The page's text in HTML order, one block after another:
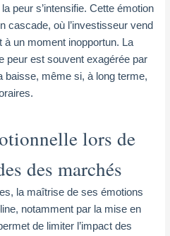
peur s’intensifie. Cette émotion
cascade, où l’investisseur vend
un moment inopportun. La
peur est souvent exagérée par
baisse, même si, à long terme,
lors de
des marchés
la maîtrise de ses émotions
notamment par la mise en
de limiter l’impact des